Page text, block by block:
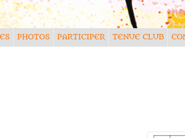
PHOTOS PARTICIPER TENUE CLUB